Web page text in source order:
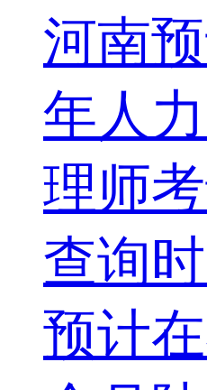
河南
年人
理师
查询
预计